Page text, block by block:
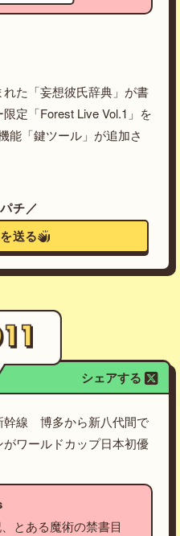
た「妄想彼氏辞典」が書
定「Forest Live Vol.1」を
能「鍵ツール」が追加さ
チ／
送る
シェアする
幹線 博多から新八代間で
ワールドカップ日本初優
とある魔術の禁書目